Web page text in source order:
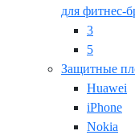
для фитнес-
3
5
Защитные
Huawei
iPhone
Nokia